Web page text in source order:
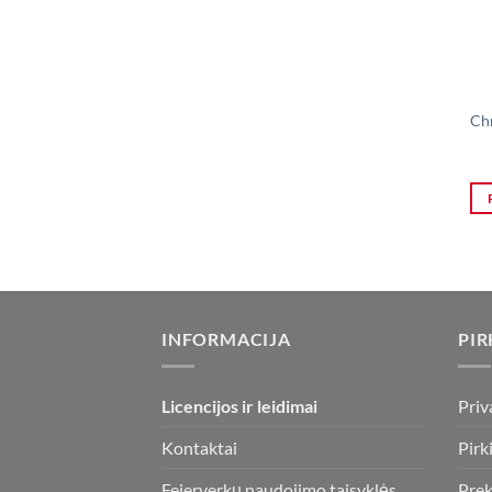
INFORMACIJA
Licencijos ir leidimai
Kontaktai